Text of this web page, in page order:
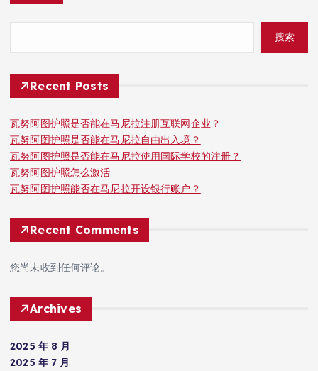
搜索
Recent Posts
瓦努阿图护照是否能在马尼拉注册互联网企业？
瓦努阿图护照是否能在马尼拉自由出入境？
瓦努阿图护照是否能在马尼拉使用国际学校的注册？
瓦努阿图护照怎么激活
瓦努阿图护照能否在马尼拉开设银行账户？
Recent Comments
您尚未收到任何评论。
Archives
2025 年 8 月
2025 年 7 月